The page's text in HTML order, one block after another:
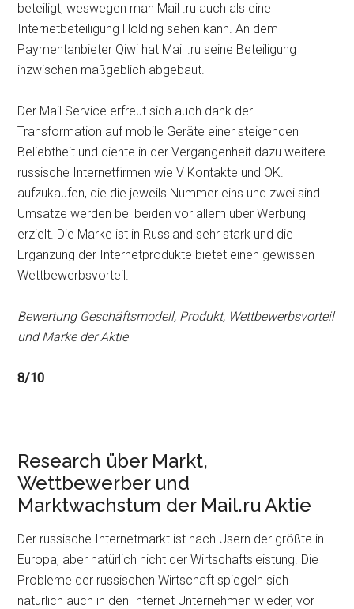
beteiligt, weswegen man Mail .ru auch als eine
Internetbeteiligung Holding sehen kann. An dem
Paymentanbieter Qiwi hat Mail .ru seine Beteiligung
inzwischen maßgeblich abgebaut.
Der Mail Service erfreut sich auch dank der
Transformation auf mobile Geräte einer steigenden
Beliebtheit und diente in der Vergangenheit dazu weitere
russische Internetfirmen wie V Kontakte und OK.
aufzukaufen, die die jeweils Nummer eins und zwei sind.
Umsätze werden bei beiden vor allem über Werbung
erzielt. Die Marke ist in Russland sehr stark und die
Ergänzung der Internetprodukte bietet einen gewissen
Wettbewerbsvorteil.
Bewertung Geschäftsmodell, Produkt, Wettbewerbsvorteil
und Marke der Aktie
8/10
Research über Markt,
Wettbewerber und
Marktwachstum der Mail.ru Aktie
Der russische Internetmarkt ist nach Usern der größte in
Europa, aber natürlich nicht der Wirtschaftsleistung. Die
Probleme der russischen Wirtschaft spiegeln sich
natürlich auch in den Internet Unternehmen wieder, vor